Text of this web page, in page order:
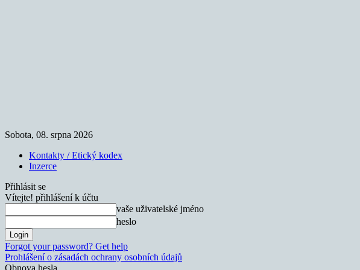
Sobota, 08. srpna 2026
Kontakty / Etický kodex
Inzerce
Přihlásit se
Vítejte! přihlášení k účtu
vaše uživatelské jméno
heslo
Forgot your password? Get help
Prohlášení o zásadách ochrany osobních údajů
Obnova hesla